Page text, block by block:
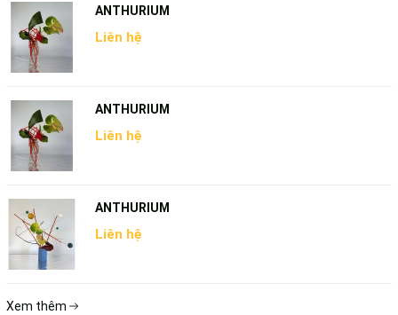
ANTHURIUM
Liên hệ
ANTHURIUM
Liên hệ
ANTHURIUM
Liên hệ
Xem thêm